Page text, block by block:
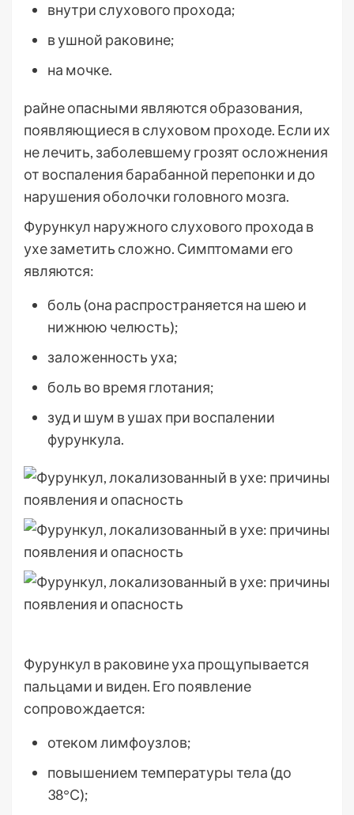
внутри слухового прохода;
в ушной раковине;
на мочке.
райне опасными являются образования,
появляющиеся в слуховом проходе. Если их
не лечить, заболевшему грозят осложнения
от воспаления барабанной перепонки и до
нарушения оболочки головного мозга.
Фурункул наружного слухового прохода в
ухе заметить сложно. Симптомами его
являются:
боль (она распространяется на шею и
нижнюю челюсть);
заложенность уха;
боль во время глотания;
зуд и шум в ушах при воспалении
фурункула.
Фурункул в раковине уха прощупывается
пальцами и виден. Его появление
сопровождается:
отеком лимфоузлов;
повышением температуры тела (до
38°С);